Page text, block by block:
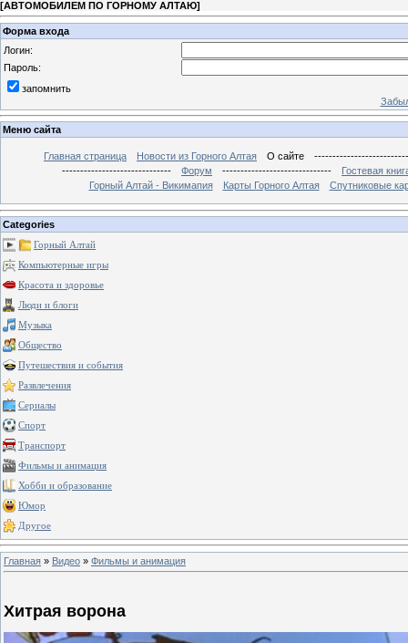
[АВТОМОБИЛЕМ ПО ГОРНОМУ АЛТАЮ]
Форма входа
Логин:
Пароль:
запомнить
Меню сайта
Главная страница Новости из Горного Алтая О сайте
------------------------------
Форум ------------------------------
Гостевая
Горный Алтай - Викимапия
Карты Горного Алтая Спутниковые
Categories
Горный Алтай
Компьютерные игры
Красота и здоровье
Люди и блоги
Музыка
Общество
Путешествия и события
Развлечения
Сериалы
Спорт
Транспорт
Фильмы и анимация
Хобби и образование
Юмор
Другое
Главная » Видео » Фильмы и анимация
Хитрая ворона